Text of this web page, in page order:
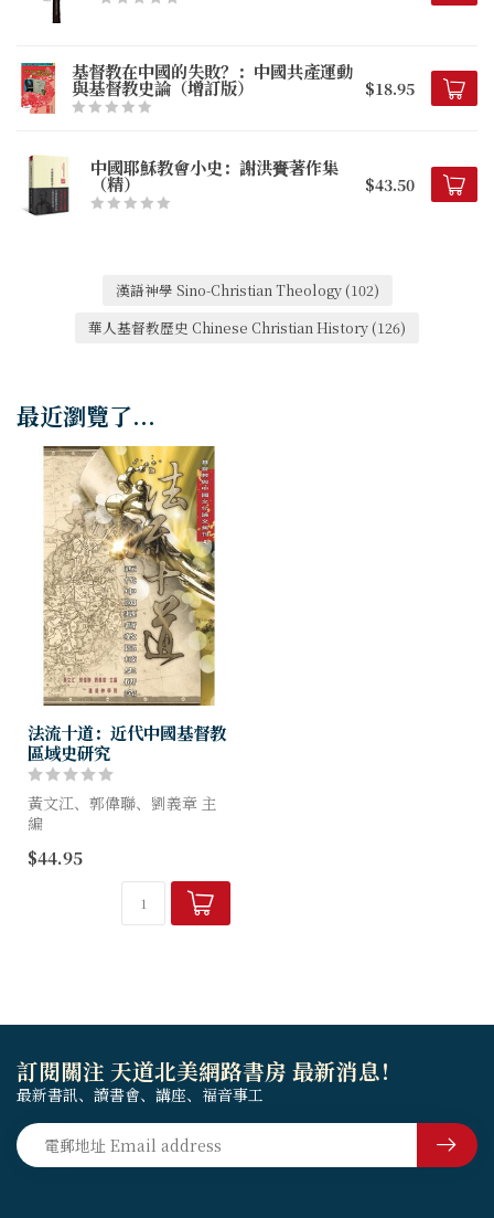
基督教在中國的失敗？：中國共產運動
與基督教史論（增訂版） $18.95
中國耶穌教會小史：謝洪賚著作集
（精） $43.50
漢語神學 Sino-Christian Theology (102)
華人基督教歷史 Chinese Christian History (126)
最近瀏覽了...
法流十道：近代中國基督教
區域史研究
黃文江、郭偉聯、劉義章 主
編
本文集以「中國基督教史與區
域研究」為題，匯集了四十位
學者的三十九篇論文，從方法
論、教會的區域史、教會發展
$44.95
訂閱關注 天道北美網路書房 最新消息！
最新書訊、讀書會、講座、福音事工